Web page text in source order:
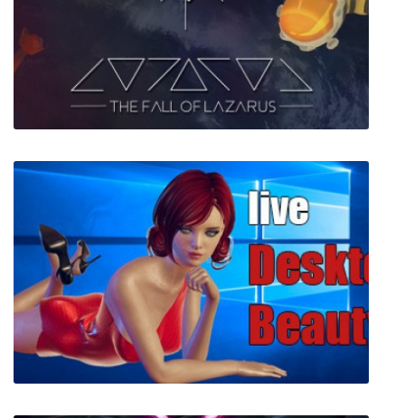
Vampire: The Masquerade – Bloodlines
The Fall of Lazarus